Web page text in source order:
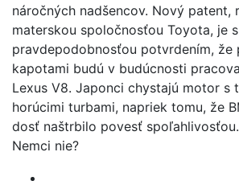
náročných nadšencov. Nový patent,
materskou spoločnosťou Toyota, je
pravdepodobnosťou potvrdením, že
kapotami budú v budúcnosti
Lexus V8. Japonci chystajú motor s
horúcimi turbami, napriek tomu, že
dosť naštrbilo povesť
Nemci nie?